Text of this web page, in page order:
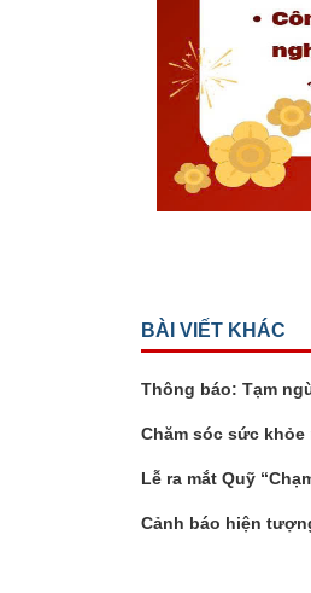
BÀI VIẾT KHÁC
Thông báo: Tạm
Chăm sóc sức khỏe
Lễ ra mắt Quỹ
Cảnh báo hiện